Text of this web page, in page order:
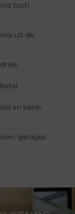
toch
uit de
en beter
garages